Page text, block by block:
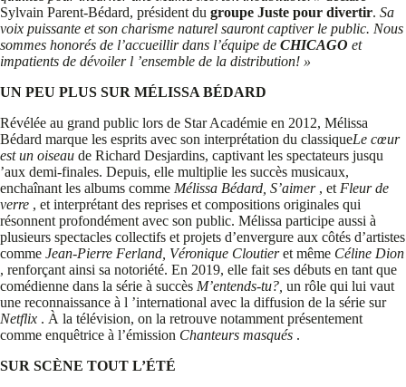
Sylvain Parent-Bédard, président du groupe Juste pour divertir. Sa
voix puissante et son charisme naturel sauront captiver le public. Nous
sommes honorés de l’accueillir dans l’équipe de CHICAGO et
impatients de dévoiler l ’ensemble de la distribution! »
UN PEU PLUS SUR MÉLISSA BÉDARD
Révélée au grand public lors de Star Académie en 2012, Mélissa
Bédard marque les esprits avec son interprétation du classiqueLe cœur
est un oiseau de Richard Desjardins, captivant les spectateurs jusqu
’aux demi-finales. Depuis, elle multiplie les succès musicaux,
enchaînant les albums comme Mélissa Bédard, S’aimer, et Fleur de
verre , et interprétant des reprises et compositions originales qui
résonnent profondément avec son public. Mélissa participe aussi à
plusieurs spectacles collectifs et projets d’envergure aux côtés d’artistes
comme Jean-Pierre Ferland, Véronique Cloutieret même Céline Dion
, renforçant ainsi sa notoriété. En 2019, elle fait ses débuts en tant que
comédienne dans la série à succès M’entends-tu?, un rôle qui lui vaut
une reconnaissance à l ’international avec la diffusion de la série sur
Netflix . À la télévision, on la retrouve notamment présentement
comme enquêtrice à l’émission Chanteurs masqués .
SUR SCÈNE TOUT L’ÉTÉ